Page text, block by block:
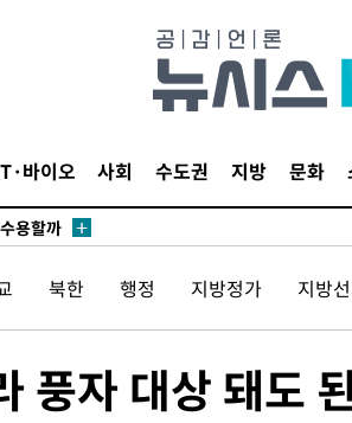
바이오 사회 수도권 지방 문화
착
인다"
용할까
압수수
중 예
북한 행정 지방정가 지방
풍자 대상 돼도